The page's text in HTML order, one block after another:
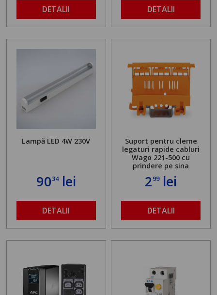
DETALII DETALII
Lampă LED 4W 230V
9034lei
DETALII
Suport pentru cleme
legaturi rapide cabluri
Wago 221-500 cu
prindere pe sina
299lei
DETALII